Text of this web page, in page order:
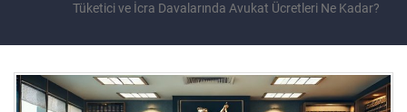
Tüketici ve İcra Davalarında Avukat Ücretleri Ne Kadar?